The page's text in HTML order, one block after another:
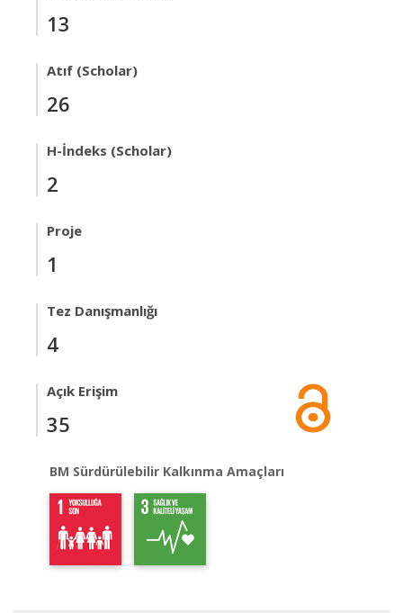
13
Atıf (Scholar)
26
H-İndeks (Scholar)
2
Proje
1
Tez Danışmanlığı
4
Açık Erişim
35
BM Sürdürülebilir Kalkınma Amaçları